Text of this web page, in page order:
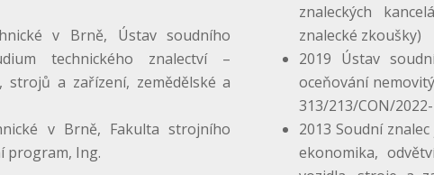
v Brně, Ústav soudního
technického znalectví –
strojů a zařízení, zemědělské a
v Brně, Fakulta strojního
program, Ing.
znaleckých
znalecké zkoušky)
2019 Ústav
oceňování
313/213/CON/2022-
2013 Soudní
ekonomika,